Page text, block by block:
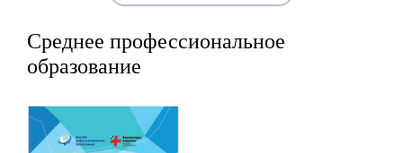
Среднее профессиональное
образование